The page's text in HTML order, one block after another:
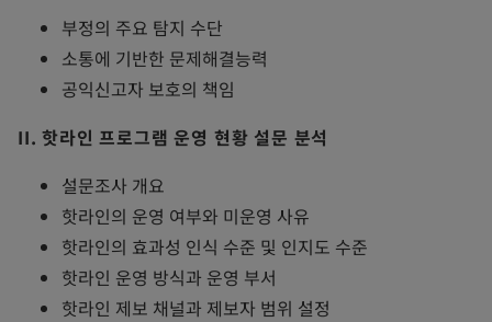
n
a
n
e
a
b
부정의 주요 탐지 수단
소통에 기반한 문제해결능력
공익신고자 보호의 책임
II. 핫라인 프로그램 운영 현황 설문 분석
설문조사 개요
핫라인의 운영 여부와 미운영 사유
핫라인의 효과성 인식 수준 및 인지도 수준
핫라인 운영 방식과 운영 부서
핫라인 제보 채널과 제보자 범위 설정